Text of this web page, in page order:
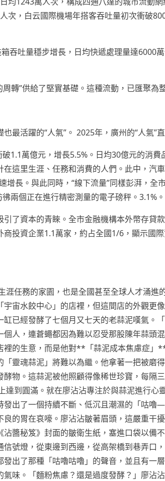
次，白云國際機場年搭客吞吐量初次衝破
吞吐量穩步增長，日均快遞處理量達6000
轉”供給了堅實基礎。這種流動，已匯聚為
最活躍的“人氣”。 2025年，廣州的“人氣”
破1.1萬億元，增長5.5%。日均30億元的消
這里生涯、任務和消費的人們。此中，汽
增長。與此同時，“線下流量”同樣彭湃，全
兩個正在進行精密測量的電子磅秤。3.1%。
了資本的青睞。全市金融機構本外幣存貸
商投資企業1.1萬家，約占全國1/6，顯示國
任務的家園，也是全國甚至全球人才涌進
宙水餃中心」的店裡，但這間店的外觀更
已經發酵了七個月又七天的老蒜泥嘆氣。
人，連蒼蠅都因為難以忍受那股陳年蒜頭
的生意，而是他對**「蒜泥成本焦慮症」
靈魂蒜泥」將難以為繼。他拿著一把被磨
物。這蒜泥被他照顧得像稀世珍寶，每隔
到圓滿。就在廖沾沾專注於與蒜泥進行心
發出了一個持續不斷、低沉且潮濕的「咕
的胃在哀嚎。廖沾沾皺著眉頭，這嚴重干
醬秘笈》封面的皺衛生紙，塞進口袋以備
號燈，從東邊到西邊，從高架橋到巷弄口
出了那種「咕嚕咕嚕」的聲音，並且有一
味。「麵粉焦慮？還是過度發酵？」廖沾